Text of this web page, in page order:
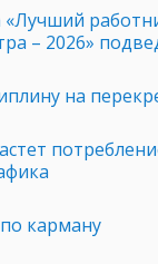
«Лучший
– 2026»
на
карману